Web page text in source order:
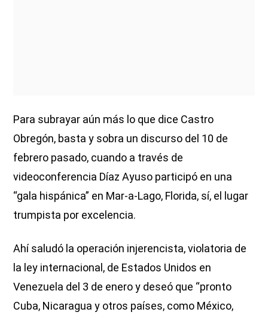
Para subrayar aún más lo que dice Castro
Obregón, basta y sobra un discurso del 10 de
febrero pasado, cuando a través de
videoconferencia Díaz Ayuso participó en una
“gala hispánica” en Mar-a-Lago, Florida, sí, el lugar
trumpista por excelencia.
Ahí saludó la operación injerencista, violatoria de
la ley internacional, de Estados Unidos en
Venezuela del 3 de enero y deseó que “pronto
Cuba, Nicaragua y otros países, como México,